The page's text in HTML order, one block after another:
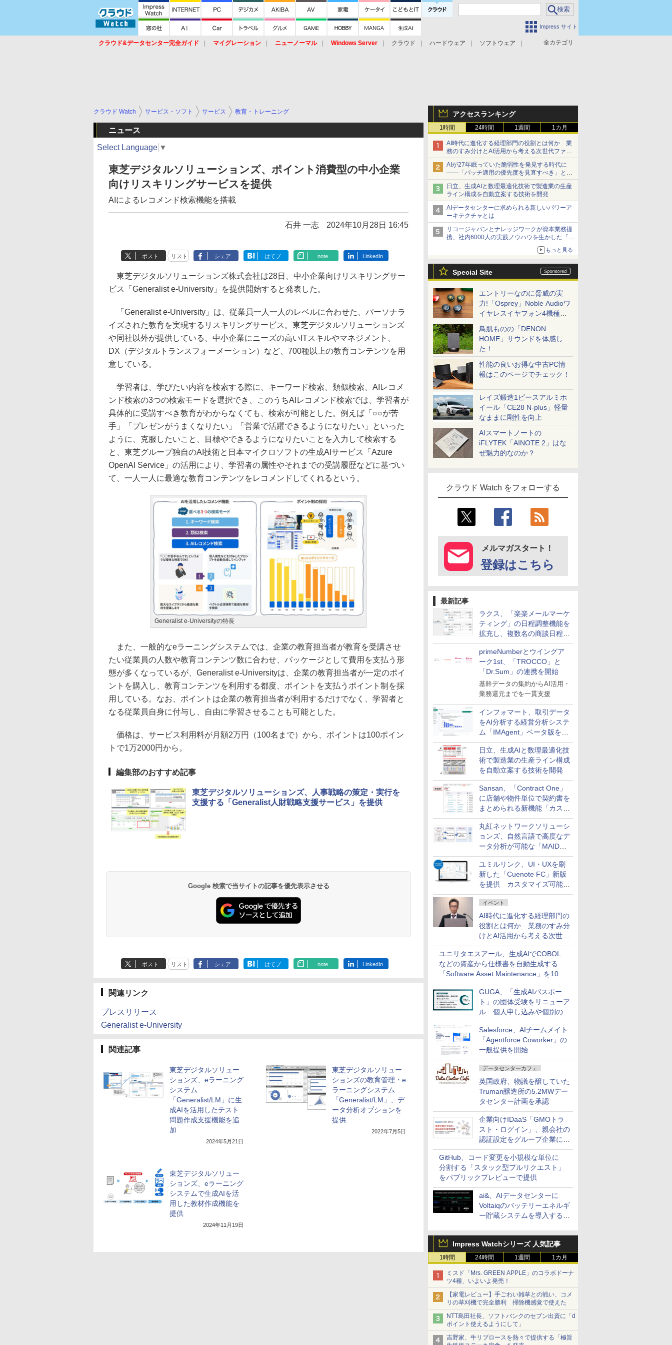
Impress サイト
全カテゴリ
クラウド&データセンター完全ガイド マイグレーション ニューノーマル Windows Server クラウド ハードウェア
ソフトウェア
アクセスランキング
1時間 24時間 1週間 1カ月
AI時代に進化する経理部門の役割とは何か 業
務のすみ分けとAI活用から考える次世代ファイ
ナンス戦略
AIが27年眠っていた脆弱性を発見する時代に
――「パッチ適用の優先度を見直すべき」とセ
キュリティ専門家
日立、生成AIと数理最適化技術で製造業の生産
ライン構成を自動立案する技術を開発
AIデータセンターに求められる新しいパワーア
ーキテクチャとは
リコージャパンとナレッジワークが資本業務提
携、社内6000人の実践ノウハウを生かした「AI
もっと見る
Special Site
エントリーなのに脅威の実
力!「Osprey」Noble Audioワ
イヤレスイヤフォン4機種を
一気に聴く
鳥肌ものの「DENON
HOME」サウンドを体感し
た！
性能の良いお得な中古PC情
報はこのページでチェック！
レイズ鍛造1ピースアルミホ
イール「CE28 N-plus」軽量
なままに剛性を向上
AIスマートノートの
iFLYTEK「AINOTE 2」はな
ぜ魅力的なのか？
クラウド Watch をフォローする
メルマガスタート！
登録はこちら
最新記事
ラクス、「楽楽メールマーケ
ティング」の日程調整機能を
拡充し、複数名の商談日程調
整を効率化
primeNumberとウイングア
ーク1st、「TROCCO」と
「Dr.Sum」の連携を開始
基幹データの集約からAI活用・
業務還元までを一貫支援
インフォマート、取引データ
をAI分析する経営分析システ
ム「IMAgent」ベータ版を提
供
日立、生成AIと数理最適化技
術で製造業の生産ライン構成
を自動立案する技術を開発
Sansan、「Contract One」
に店舗や物件単位で契約書を
まとめられる新機能「カスタ
ム契約ツリー」を追加
丸紅ネットワークソリューシ
ョンズ、自然言語で高度なデ
ータ分析が可能な「MAIDOA
AI ASSIST」を9月より提供
ユミルリンク、UI・UXを刷
新した「Cuenote FC」新版
を提供 カスタマイズ可能な
ダッシュボード画面を搭載
イベント
AI時代に進化する経理部門の
役割とは何か 業務のすみ分
けとAI活用から考える次世代
ファイナンス戦略
ユニリタエスアール、生成AIでCOBOL
などの資産から仕様書を自動生成する
「Software Asset Maintenance」を10月
に発売
GUGA、「生成AIパスポー
ト」の団体受験をリニューア
ル 個人申し込みや個別の支
払いなどに対応
Salesforce、AIチームメイト
「Agentforce Coworker」の
一般提供を開始
データセンターカフェ
英国政府、物議を醸していた
Truman醸造所の5.2MWデー
タセンター計画を承認
企業向けIDaaS「GMOトラ
スト・ログイン」、親会社の
認証設定をグループ企業に展
開できる新機能を提供
GitHub、コード変更を小規模な単位に
分割する「スタック型プルリクエスト」
をパブリックプレビューで提供
ai&、AIデータセンターに
Voltaiqのバッテリーエネルギ
ー貯蔵システムを導入する計
Impress Watchシリーズ 人気記事
1時間 24時間 1週間 1カ月
ミスド「Mrs. GREEN APPLE」のコラボドーナ
ツ4種、いよいよ発売！
【家電レビュー】手ごわい雑草との戦い、コメ
リの草刈機で完全勝利 掃除機感覚で使えた
NTT島田社長、ソフトバンクのセブン出資に「d
ポイント使えるようにして」
吉野家、牛リブロースを熱々で提供する「極旨
クラウド Watch サービス・ソフト サービス 教育・トレーニング
ニュース
Select Language ▼
東芝デジタルソリューションズ、ポイント消費型の中小企業
向けリスキリングサービスを提供
AIによるレコメンド検索機能を搭載
石井 一志 2024年10月28日 16:45
ポスト リスト シェア はてブ note LinkedIn
東芝デジタルソリューションズ株式会社は28日、中小企業向けリスキリングサー
ビス「Generalist e-University」を提供開始すると発表した。
「Generalist e-University」は、従業員一人一人のレベルに合わせた、パーソナラ
イズされた教育を実現するリスキリングサービス。東芝デジタルソリューションズ
や同社以外が提供している、中小企業にニーズの高いITスキルやマネジメント、
DX（デジタルトランスフォーメーション）など、700種以上の教育コンテンツを用
意している。
学習者は、学びたい内容を検索する際に、キーワード検索、類似検索、AIレコメ
ンド検索の3つの検索モードを選択でき、このうちAIレコメンド検索では、学習者が
具体的に受講すべき教育がわからなくても、検索が可能とした。例えば「○○が苦
手」「プレゼンがうまくなりたい」「営業で活躍できるようになりたい」といった
ように、克服したいこと、目標やできるようになりたいことを入力して検索する
と、東芝グループ独自のAI技術と日本マイクロソフトの生成AIサービス「Azure
OpenAI Service」の活用により、学習者の属性やそれまでの受講履歴などに基づい
て、一人一人に最適な教育コンテンツをレコメンドしてくれるという。
Generalist e-Universityの特長
また、一般的なeラーニングシステムでは、企業の教育担当者が教育を受講させ
たい従業員の人数や教育コンテンツ数に合わせ、パッケージとして費用を支払う形
態が多くなっているが、Generalist e-Universityは、企業の教育担当者が一定のポイ
ントを購入し、教育コンテンツを利用する都度、ポイントを支払うポイント制を採
用している。なお、ポイントは企業の教育担当者が利用するだけでなく、学習者と
なる従業員自身に付与し、自由に学習させることも可能とした。
価格は、サービス利用料が月額2万円（100名まで）から、ポイントは100ポイン
トで1万2000円から。
編集部のおすすめ記事
東芝デジタルソリューションズ、人事戦略の策定・実行を
支援する「Generalist人財戦略支援サービス」を提供
Google 検索で当サイトの記事を優先表示させる
ポスト リスト シェア はてブ note LinkedIn
関連リンク
プレスリリース
Generalist e-University
関連記事
東芝デジタルソリュー
ションズ、eラーニング
システム
「Generalist/LM」に生
成AIを活用したテスト
問題作成支援機能を追
加
2024年5月21日
東芝デジタルソリュー
ションズの教育管理・e
ラーニングシステム
「Generalist/LM」、デ
ータ分析オプションを
提供
2022年7月5日
東芝デジタルソリュー
ションズ、eラーニング
システムで生成AIを活
用した教材作成機能を
提供
2024年11月19日